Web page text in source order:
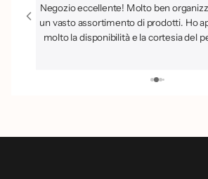
Negozio eccellente! Molto ben
un vasto assortimento di prodotti. Ho
molto la disponibilità e la cortesia del